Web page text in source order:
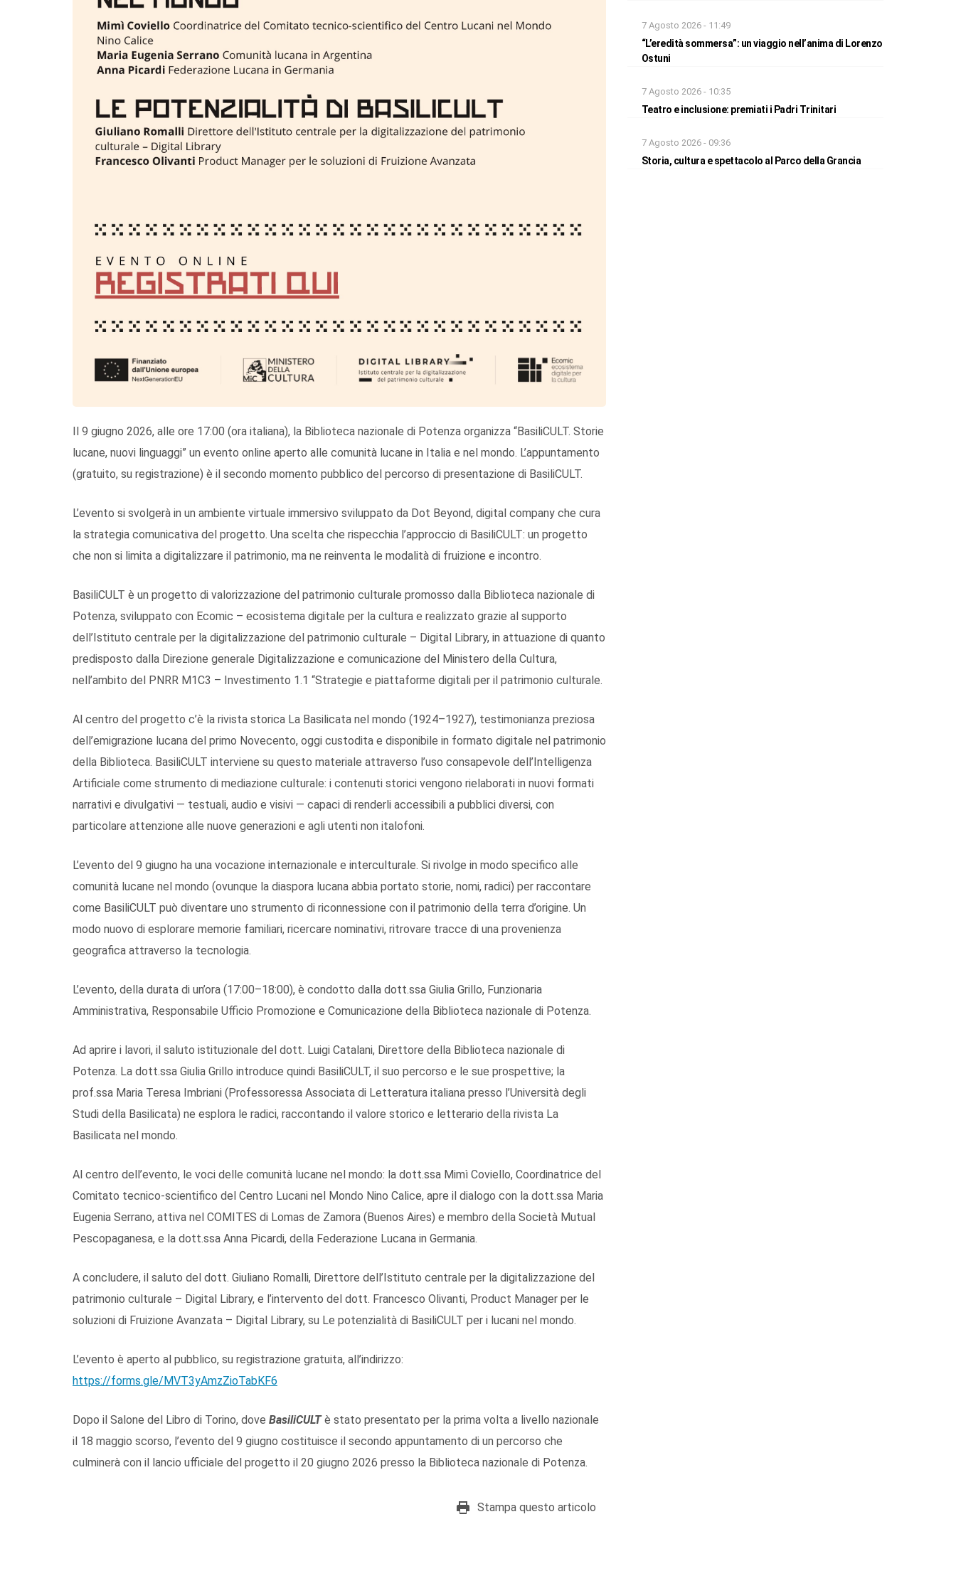
Il 9 giugno 2026, alle ore 17:00 (ora italiana), la Biblioteca nazionale di Potenza organizza “BasiliCULT. Storie
lucane, nuovi linguaggi” un evento online aperto alle comunità lucane in Italia e nel mondo. L’appuntamento
(gratuito, su registrazione) è il secondo momento pubblico del percorso di presentazione di BasiliCULT.
L’evento si svolgerà in un ambiente virtuale immersivo sviluppato da Dot Beyond, digital company che cura
la strategia comunicativa del progetto. Una scelta che rispecchia l’approccio di BasiliCULT: un progetto
che non si limita a digitalizzare il patrimonio, ma ne reinventa le modalità di fruizione e incontro.
BasiliCULT è un progetto di valorizzazione del patrimonio culturale promosso dalla Biblioteca nazionale di
Potenza, sviluppato con Ecomic – ecosistema digitale per la cultura e realizzato grazie al supporto
dell’Istituto centrale per la digitalizzazione del patrimonio culturale – Digital Library, in attuazione di quanto
predisposto dalla Direzione generale Digitalizzazione e comunicazione del Ministero della Cultura,
nell’ambito del PNRR M1C3 – Investimento 1.1 “Strategie e piattaforme digitali per il patrimonio culturale.
Al centro del progetto c’è la rivista storica La Basilicata nel mondo (1924–1927), testimonianza preziosa
dell’emigrazione lucana del primo Novecento, oggi custodita e disponibile in formato digitale nel patrimonio
della Biblioteca. BasiliCULT interviene su questo materiale attraverso l’uso consapevole dell’Intelligenza
Artificiale come strumento di mediazione culturale: i contenuti storici vengono rielaborati in nuovi formati
narrativi e divulgativi — testuali, audio e visivi — capaci di renderli accessibili a pubblici diversi, con
particolare attenzione alle nuove generazioni e agli utenti non italofoni.
L’evento del 9 giugno ha una vocazione internazionale e interculturale. Si rivolge in modo specifico alle
comunità lucane nel mondo (ovunque la diaspora lucana abbia portato storie, nomi, radici) per raccontare
come BasiliCULT può diventare uno strumento di riconnessione con il patrimonio della terra d’origine. Un
modo nuovo di esplorare memorie familiari, ricercare nominativi, ritrovare tracce di una provenienza
geografica attraverso la tecnologia.
L’evento, della durata di un’ora (17:00–18:00), è condotto dalla dott.ssa Giulia Grillo, Funzionaria
Amministrativa, Responsabile Ufficio Promozione e Comunicazione della Biblioteca nazionale di Potenza.
Ad aprire i lavori, il saluto istituzionale del dott. Luigi Catalani, Direttore della Biblioteca nazionale di
Potenza. La dott.ssa Giulia Grillo introduce quindi BasiliCULT, il suo percorso e le sue prospettive; la
prof.ssa Maria Teresa Imbriani (Professoressa Associata di Letteratura italiana presso l’Università degli
Studi della Basilicata) ne esplora le radici, raccontando il valore storico e letterario della rivista La
Basilicata nel mondo.
Al centro dell’evento, le voci delle comunità lucane nel mondo: la dott.ssa Mimì Coviello, Coordinatrice del
Comitato tecnico-scientifico del Centro Lucani nel Mondo Nino Calice, apre il dialogo con la dott.ssa Maria
Eugenia Serrano, attiva nel COMITES di Lomas de Zamora (Buenos Aires) e membro della Società Mutual
Pescopaganesa, e la dott.ssa Anna Picardi, della Federazione Lucana in Germania.
A concludere, il saluto del dott. Giuliano Romalli, Direttore dell’Istituto centrale per la digitalizzazione del
patrimonio culturale – Digital Library, e l’intervento del dott. Francesco Olivanti, Product Manager per le
soluzioni di Fruizione Avanzata – Digital Library, su Le potenzialità di BasiliCULT per i lucani nel mondo.
L’evento è aperto al pubblico, su registrazione gratuita, all’indirizzo:
https://forms.gle/MVT3yAmzZioTabKF6
Dopo il Salone del Libro di Torino, dove BasiliCULTè stato presentato per la prima volta a livello nazionale
il 18 maggio scorso, l’evento del 9 giugno costituisce il secondo appuntamento di un percorso che
culminerà con il lancio ufficiale del progetto il 20 giugno 2026 presso la Biblioteca nazionale di Potenza.
Stampa questo articolo
7 Agosto 2026 - 11:49
“L’eredità sommersa”: un viaggio nell’anima di Lorenzo
Ostuni
7 Agosto 2026 - 10:35
Teatro e inclusione: premiati i Padri Trinitari
7 Agosto 2026 - 09:36
Storia, cultura e spettacolo al Parco della Grancia